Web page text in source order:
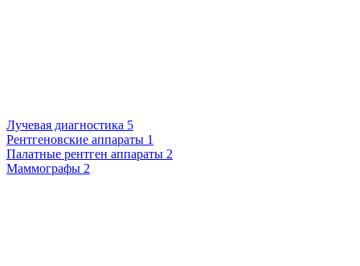
Лучевая диагностика 5
Рентгеновские аппараты 1
Палатные рентген аппараты 2
Маммографы 2